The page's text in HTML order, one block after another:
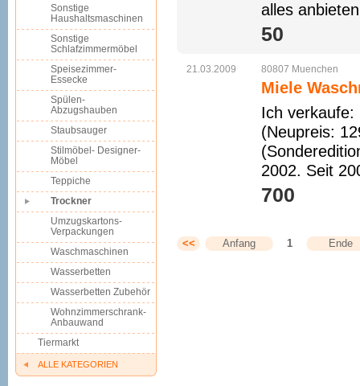
alles
50 
21.03.2009 80807 Muenchen
Miele
Ich verkaufe:
(Neupreis:
2002. Seit
700 
<< Anfang 1 Ende
Sonstige
Haushaltsmaschinen
Sonstige
Schlafzimmermöbel
Speisezimmer-
Essecke
Spülen-
Abzugshauben
Staubsauger
Stilmöbel- Designer-
Möbel
Teppiche
Trockner
Umzugskartons-
Verpackungen
Waschmaschinen
Wasserbetten
Wasserbetten Zubehör
Wohnzimmerschrank-
Anbauwand
Tiermarkt
ALLE KATEGORIEN